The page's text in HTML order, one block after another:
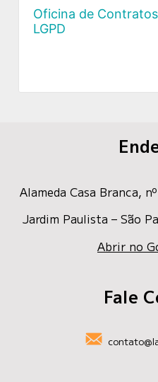
Oficina de Contratos e
LGPD
Alameda Casa Branca,
Jardim Paulista – São
Abrir no
Fale